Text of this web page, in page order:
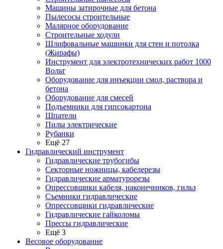
Машины затирочные для бетона
Пылесосы строительные
Малярное оборудование
Строительные ходули
Шлифовальные машинки для стен и потолка
(Жирафы)
Инструмент для электротехнических работ 1000
Вольт
Оборудование для инъекции смол, раствора и
бетона
Оборудование для смесей
Подъемники для гипсокартона
Шпатели
Пилы электрические
Рубанки
Ещё 27
Гидравлический инструмент
Гидравлические трубогибы
Секторные ножницы, кабелерезы
Гидравлические арматурорезы
Опрессовщики кабеля, наконечников, гильз
Съемники гидравлические
Опрессовщики гидравлические
Гидравлические гайколомы
Прессы гидравлические
Ещё 3
Весовое оборудование